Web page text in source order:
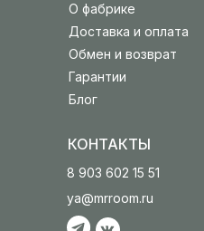
Блог
Гарантии
Обмен и возврат
Доставка и оплата
О фабрике
КОНТАКТЫ
8 903 602 15 51
ya@mrroom.ru